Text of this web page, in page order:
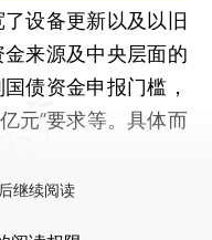
设备更新以及以旧
来源及中央层面的
债资金申报门槛，
元”要求等。具体而
继续阅读